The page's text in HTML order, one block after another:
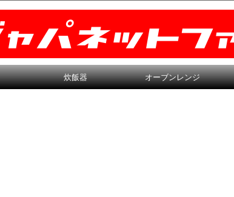
炊飯器 オーブンレンジ